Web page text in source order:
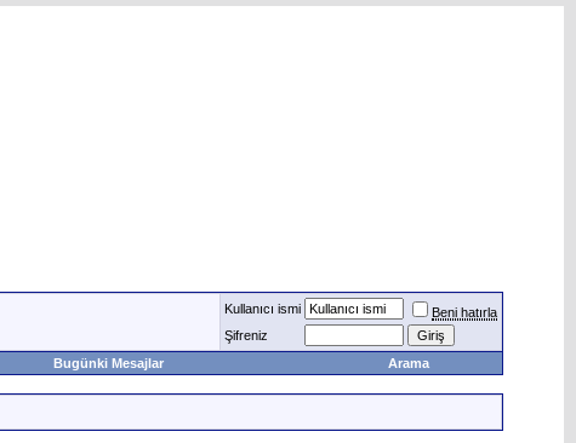
Kullanıcı ismi
Beni hatırla
Şifreniz
Bugünki Mesajlar Arama